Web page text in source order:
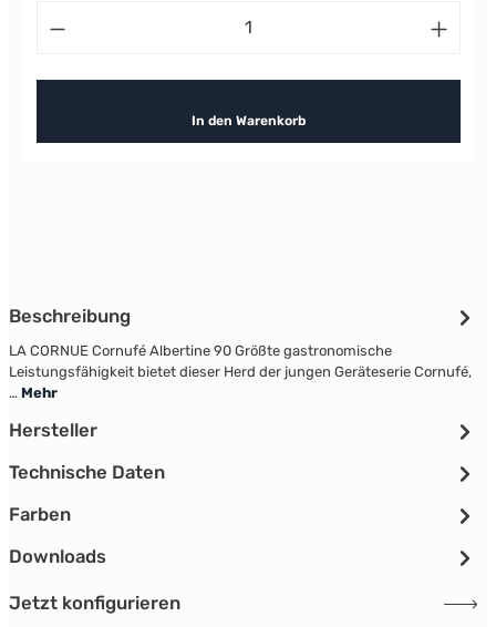
Produkt Anzahl: Gib den gewünschten Wert
In den Warenkorb
Beschreibung
LA CORNUE Cornufé Albertine 90 Größte gastronomische
Leistungsfähigkeit bietet dieser Herd der jungen Geräteserie Cornufé,
… Mehr
Hersteller
Technische Daten
Farben
Downloads
Jetzt konfigurieren